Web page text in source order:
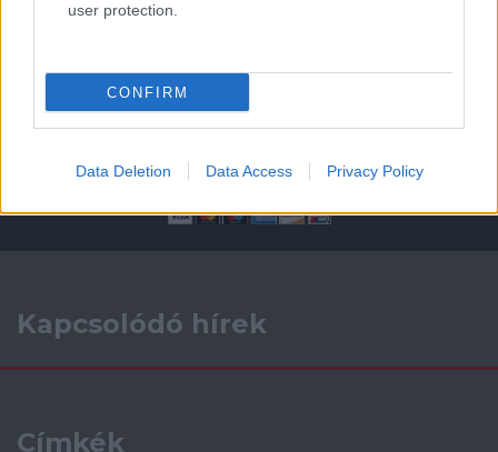
user protection.
CONFIRM
Data Deletion Data Access Privacy Policy
Támogasd adományoddal
Kapcsolódó hírek
Címkék